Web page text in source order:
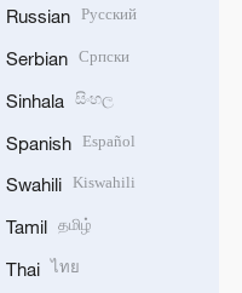
Russian Русский
Serbian Српски
Sinhala සිංහල
Spanish Español
Swahili Kiswahili
Tamil தமிழ்
Thai ไทย